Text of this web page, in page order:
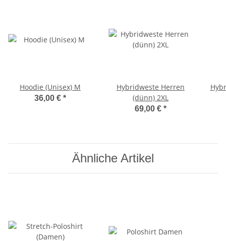
Hoodie (Unisex) M
36,00 € *
Hybridweste Herren
(dünn) 2XL
69,00 € *
Ähnliche Artikel